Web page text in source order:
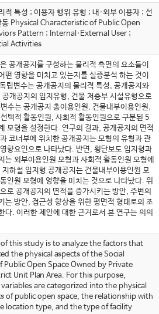
적 특성 ; 이용자 행위 유형 ; 내·외부 이용자 ; 선
동 Physical Characteristic of Public Open
Pattern ; Internal·External User ;
Activities
공개공지를 구성하는 물리적 측면의 요소들이
떤 영향을 미치고 있는지를 실증분석 하는 것이
립변수는 공개공지의 물리적 특성, 공개공지와
개공지의 입지유형, 건물 저층부 시설유형으로
수는 공개공지 총이용인원, 건물내부이용인원,
택적 활동인원, 사회적 활동인원으로 구분된 5
모형을 설정한다. 연구의 결과, 공개공지의 면적
코너부에 위치한 공개공지는 모형의 유형과 관
향요인으로 나타났다. 반면, 횡단보도 입지형과
는 외부이용인원 모형과 사회적 활동인원 모형에
지하철 입지형 공개공지는 건물내부이용인원 모
인원 모형에 영향을 미치는 것으로 나타났다. 위
로 공개공지의 면적을 증가시키는 방안, 주변의
는 방안, 접근성 향상을 위한 평면적 형태로의 조
다. 이러한 제안에 대한 근거로서 본 연구는 의의
this study is to analyze the factors that
the physical aspects of the Social
Public Open Space Owned by Private
Unit Plan Area. For this purpose,
are categorized into the physical
of public open space, the relationship with
location type, and the type of facility